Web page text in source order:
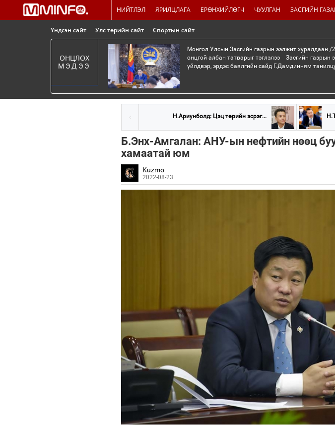
НИЙТЛЭЛ ЯРИЛЦЛАГА ЕРӨНХИЙЛӨГЧ ЧУУЛГАН ЗАСГИЙН
Үндсэн сайт Улс төрийн сайт Спортын сайт
ОНЦЛОХ
МЭДЭЭ
Монгол Улсын Засгийн газрын ээлжит хуралдаан
онцгой албан татварыг тэглэлээ Засгийн газрын
үйлдвэр, эрдэс баялгийн сайд Г.Дамдинням
Н.Ариунболд: Цэц төрийн эсрэг...
Б.Энх-Амгалан: АНУ-ын нефтийн нөөц
хамаатай юм
Kuzmo
2022-08-23